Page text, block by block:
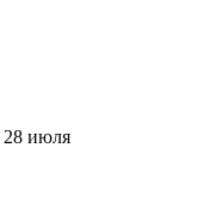
28 июля